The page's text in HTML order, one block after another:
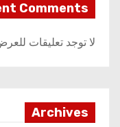
Comments
لا توجد تعليقات
Archives